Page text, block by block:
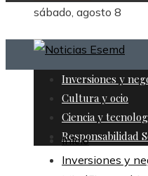
sábado, agosto 8
Inversiones y
Cultura y ocio
Ciencia y
Responsabilidad
Inicio
Inversiones y